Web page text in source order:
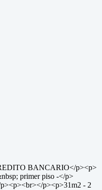
BANCARIO</p><p>
primer piso -</p>
p><p>31m2 - 2